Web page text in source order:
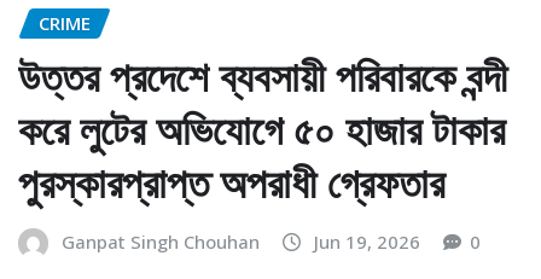
CRIME
উত্তর প্রদেশে ব্যবসায়ী পরিবারকে বন্দী
করে লুটের অভিযোগে ৫০ হাজার টাকার
পুরস্কারপ্রাপ্ত অপরাধী গ্রেফতার
Ganpat Singh Chouhan Jun 19, 2026 0